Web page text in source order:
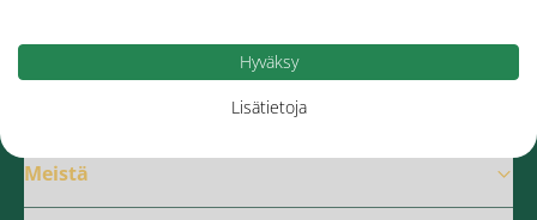
Meistä
Hyväksy
Lisätietoja